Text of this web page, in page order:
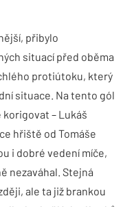
přibylo
situací před oběma
protiútoku, který
situace. Na tento gól
korigovat – Lukáš
hřiště od Tomáše
i dobré vedení míče,
nezaváhal. Stejná
ale ta již brankou